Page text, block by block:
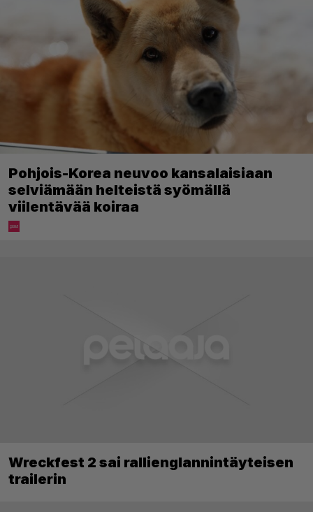
Pohjois-Korea neuvoo kansalaisiaan
selviämään helteistä syömällä
viilentävää koiraa
Wreckfest 2 sai rallienglannintäyteisen
trailerin